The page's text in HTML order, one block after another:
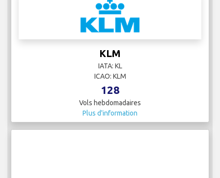
KLM
IATA: KL
ICAO: KLM
128
Vols hebdomadaires
Plus d'information